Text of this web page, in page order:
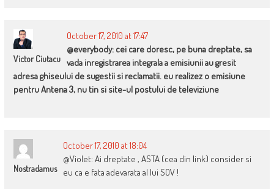
Victor Ciutacu
October 17, 2010 at 17:47
@everybody: cei care doresc, pe buna dreptate, sa
vada inregistrarea integrala a emisiunii au gresit
adresa ghiseului de sugestii si reclamatii. eu realizez o emisiune
pentru Antena 3, nu tin si site-ul postului de televiziune
Nostradamus
October 17, 2010 at 18:04
@Violet: Ai dreptate , ASTA (cea din link) consider si
eu ca e fata adevarata al lui SOV !